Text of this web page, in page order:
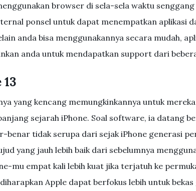
browser di sela-sela waktu
ponsel untuk dapat menempatkan aplikasi
anda bisa menggunakannya secara mudah,
anda untuk mendapatkan support dari
yang kencang memungkinkannya untuk
sejarah iPhone. Soal software, ia datang
benar tidak serupa dari sejak iPhone generasi
yang jauh lebih baik dari sebelumnya
mu empat kali lebih kuat jika terjatuh ke
Apple dapat berfokus lebih untuk